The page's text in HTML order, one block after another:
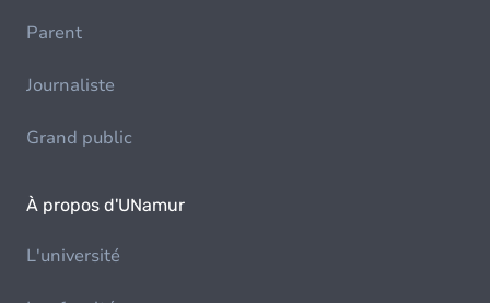
Parent
Journaliste
Grand public
À propos d'UNamur
L'université